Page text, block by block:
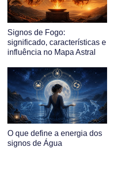
Signos de Fogo:
significado, características e
influência no Mapa Astral
O que define a energia dos
signos de Água